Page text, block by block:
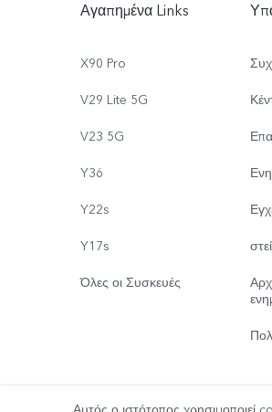
Αγαπημένα Links
X90 Pro
V29 Lite 5G
V23 5G
Y36
Y22s
Y17s
Όλες οι Συσκευές